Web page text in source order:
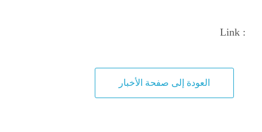
Link :
العودة إلى صفحة الأخبار